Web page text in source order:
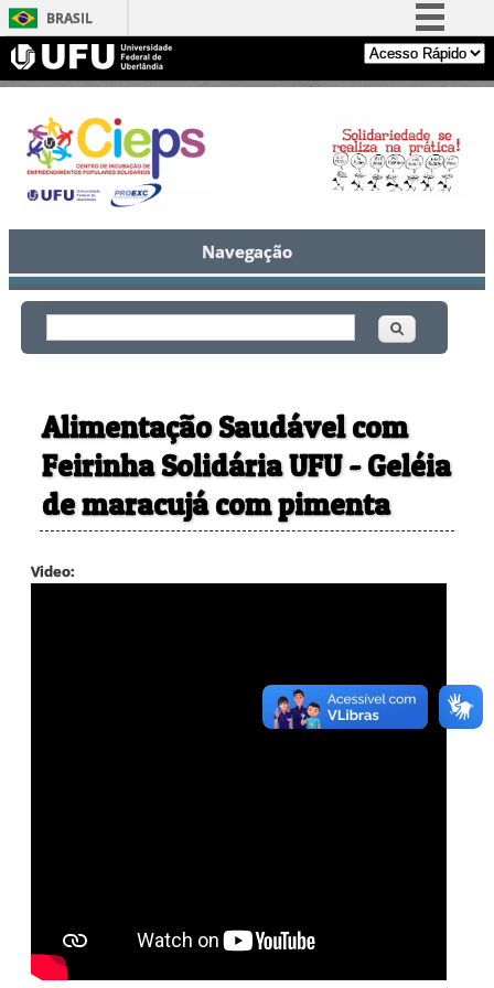
BRASIL
Simplifique!
Comunica BR
Participe
Acesso à informação
Legislação
Canais
Navegação
Formulário de busca
Buscar
Alimentação Saudável com
Feirinha Solidária UFU - Geléia
de maracujá com pimenta
Video: